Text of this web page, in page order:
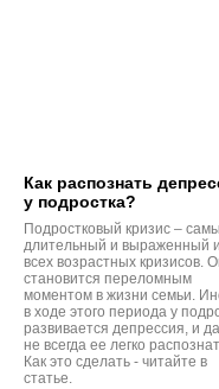
Как распознать
у подростка?
Подростковый кризис –
длительный и выраженный
всех возрастных кризисов.
становится переломным
моментом в жизни семьи.
в ходе этого периода у
развивается депрессия, и
не всегда ее легко
Как это сделать - читайте в
статье.